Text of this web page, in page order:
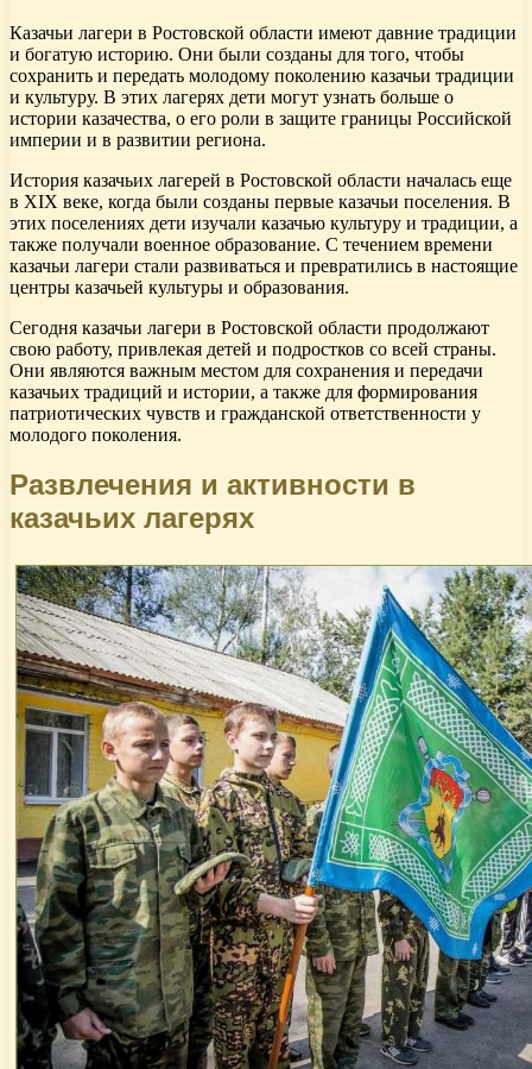
Казачьи лагери в Ростовской области имеют давние традиции
и богатую историю. Они были созданы для того, чтобы
сохранить и передать молодому поколению казачьи традиции
и культуру. В этих лагерях дети могут узнать больше о
истории казачества, о его роли в защите границы Российской
империи и в развитии региона.
История казачьих лагерей в Ростовской области началась еще
в XIX веке, когда были созданы первые казачьи поселения. В
этих поселениях дети изучали казачью культуру и традиции, а
также получали военное образование. С течением времени
казачьи лагери стали развиваться и превратились в настоящие
центры казачьей культуры и образования.
Сегодня казачьи лагери в Ростовской области продолжают
свою работу, привлекая детей и подростков со всей страны.
Они являются важным местом для сохранения и передачи
казачьих традиций и истории, а также для формирования
патриотических чувств и гражданской ответственности у
молодого поколения.
Развлечения и активности в
казачьих лагерях